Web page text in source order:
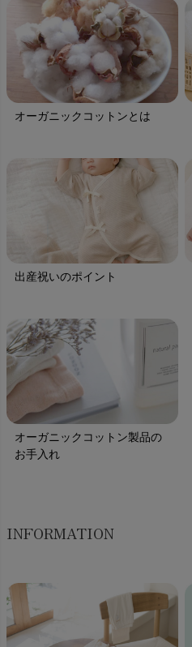
オーガニックコットンとは
出産祝いのポイント
オーガニックコットン製品の
お手入れ
INFORMATION